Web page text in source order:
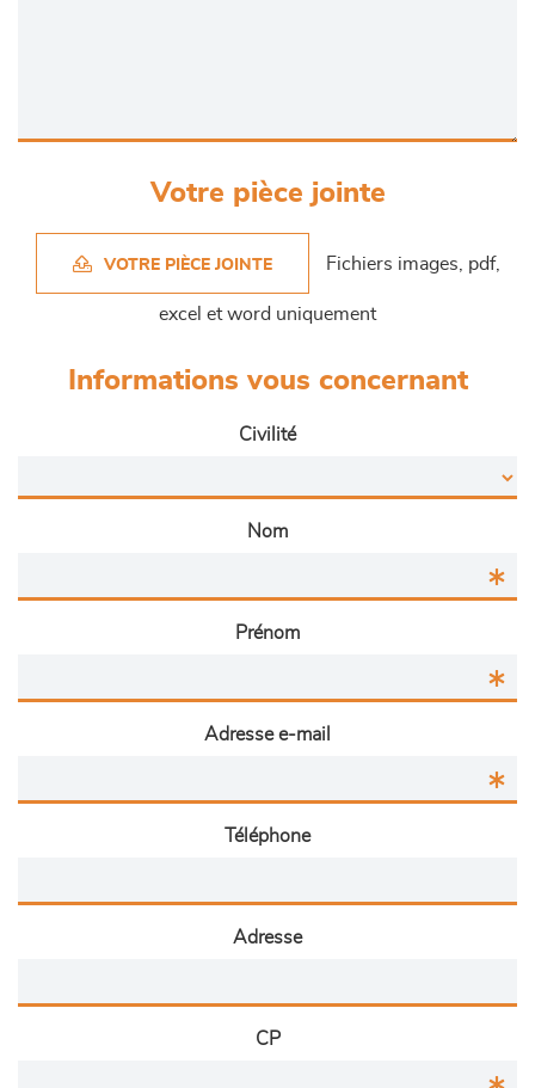
Votre pièce jointe
VOTRE PIÈCE JOINTE Fichiers images, pdf,
excel et word uniquement
Informations vous concernant
Civilité
Nom
Prénom
Adresse e-mail
Téléphone
Adresse
CP